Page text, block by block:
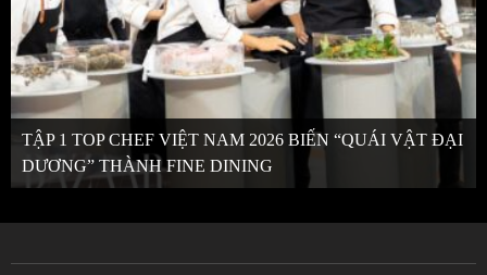
TẬP 1 TOP CHEF VIỆT NAM 2026 BIẾN “QUÁI VẬT ĐẠI
DƯƠNG” THÀNH FINE DINING